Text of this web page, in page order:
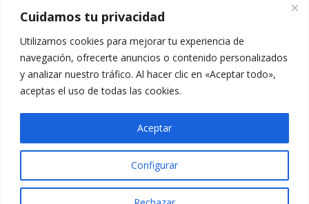
Cuidamos tu privacidad
Utilizamos cookies para mejorar tu experiencia de
navegación, ofrecerte anuncios o contenido personalizados
y analizar nuestro tráfico. Al hacer clic en «Aceptar todo»,
aceptas el uso de todas las cookies.
Configurar
Aceptar
ahora.
2025 © Confesq |Política de cookies|Política de